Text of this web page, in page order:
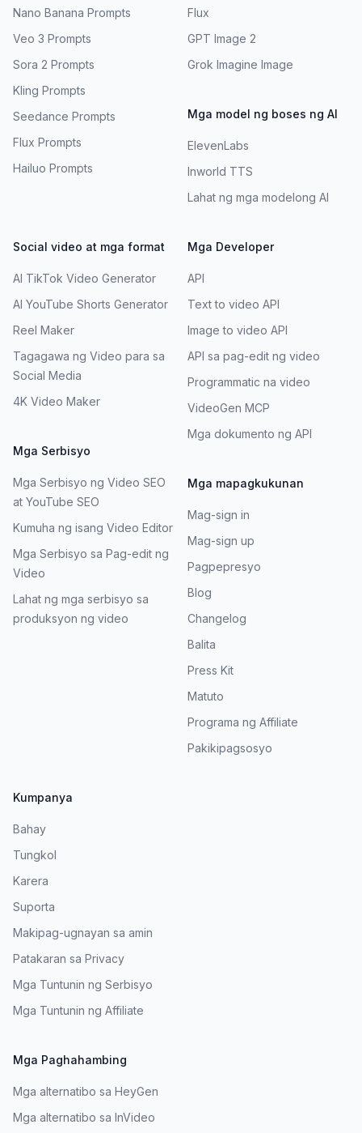
Nano Banana Prompts
Veo 3 Prompts
Sora 2 Prompts
Kling Prompts
Seedance Prompts
Flux Prompts
Hailuo Prompts
Flux
GPT Image 2
Grok Imagine Image
Mga model ng boses ng AI
ElevenLabs
Inworld TTS
Lahat ng mga modelong AI
Social video at mga format
AI TikTok Video Generator
AI YouTube Shorts Generator
Reel Maker
Tagagawa ng Video para sa
Social Media
4K Video Maker
Mga Serbisyo
Mga Serbisyo ng Video SEO
at YouTube SEO
Kumuha ng isang Video Editor
Mga Serbisyo sa Pag-edit ng
Video
Lahat ng mga serbisyo sa
produksyon ng video
Mga Developer
API
Text to video API
Image to video API
API sa pag-edit ng video
Programmatic na video
VideoGen MCP
Mga dokumento ng API
Mga mapagkukunan
Mag-sign in
Mag-sign up
Pagpepresyo
Blog
Changelog
Balita
Press Kit
Matuto
Programa ng Affiliate
Pakikipagsosyo
Kumpanya
Bahay
Tungkol
Karera
Suporta
Makipag-ugnayan sa amin
Patakaran sa Privacy
Mga Tuntunin ng Serbisyo
Mga Tuntunin ng Affiliate
Mga Paghahambing
Mga alternatibo sa HeyGen
Mga alternatibo sa InVideo